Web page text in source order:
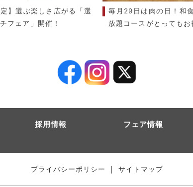
定】選ぶ楽しさ広がる「選
フェア」開催！
毎月29日は肉の日！和
放題コースがとってもお
採用情報 フェア情報
プライバシーポリシー ｜サイトマップ